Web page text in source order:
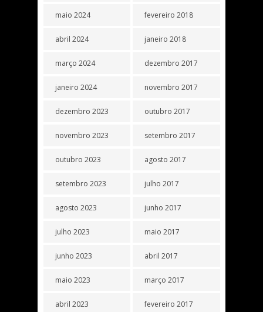
maio 2024
abril 2024
março 2024
janeiro 2024
dezembro 2023
novembro 2023
outubro 2023
setembro 2023
agosto 2023
julho 2023
junho 2023
maio 2023
abril 2023
fevereiro 2018
janeiro 2018
dezembro 2017
novembro 2017
outubro 2017
setembro 2017
agosto 2017
julho 2017
junho 2017
maio 2017
abril 2017
março 2017
fevereiro 2017